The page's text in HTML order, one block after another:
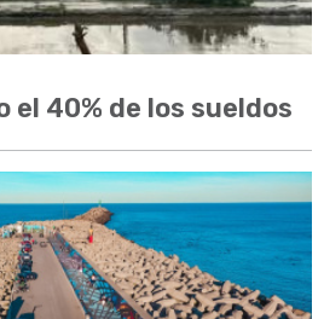
el 40% de los sueldos